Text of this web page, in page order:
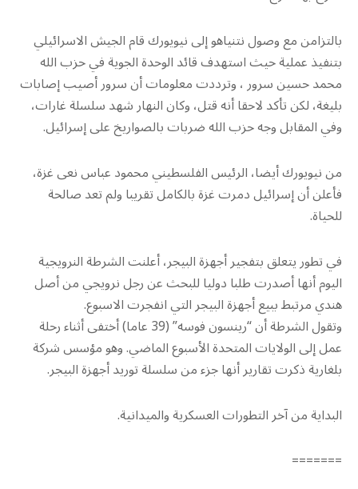
بالتزامن مع وصول نتنياهو إلى نيويورك قام الجيش الاسرائيلي
بتنفيذ عملية حيث استهدف قائد الوحدة الجوية في حزب الله
محمد حسين سرور ، وترددت معلومات أن سرور أصيب إصابات
بليغة، لكن تأكد لاحقا أنه قتل، وكان النهار شهد سلسلة غارات،
وفي المقابل وجه حزب الله ضربات بالصواريخ على إسرائيل.
من نيويورك أيضا، الرئيس الفلسطيني محمود عباس نعى غزة،
فأعلن أن إسرائيل دمرت غزة بالكامل تقريبا ولم تعد صالحة
للحياة.
في تطور يتعلق بتفجير أجهزة البيجر، أعلنت الشرطة النرويجية
اليوم أنها أصدرت طلبا دوليا للبحث عن رجل نرويجي من أصل
هندي مرتبط ببيع أجهزة البيجر التي انفجرت الاسبوع.
وتقول الشرطة أن “رينسون فوسه” (39 عاما) أختفى أثناء رحلة
عمل إلى الولايات المتحدة الأسبوع الماضي. وهو مؤسس شركة
بلغارية ذكرت تقارير أنها جزء من سلسلة توريد أجهزة البيجر.
البداية من آخر التطورات العسكرية والميدانية.
=======